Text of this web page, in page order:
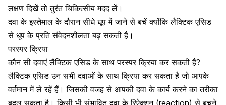
लक्षण दिखें तो तुरंत चिकित्सीय मदद लें।
दवा के इस्तेमाल के दौरान सीधे धूप में जाने से बचें क्योंकि लैक्टिक एसिड
से धूप के प्रति संवेदनशीलता बढ़ सकती है।
परस्पर क्रिया
कौन सी दवाएं लैक्टिक एसिड के साथ परस्पर क्रिया कर सकती हैं?
लैक्टिक एसिड उन सभी दवाओं के साथ क्रिया कर सकता है जो आपके
वर्तमान में ले रहें हैं। जिसकी वजह से आपकी दवा के कार्य करने का तरीका
बदल सकता है। किसी भी संभावित दवा के रिऐक्शन (reaction) से बचने